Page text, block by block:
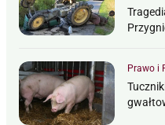
Prawo i